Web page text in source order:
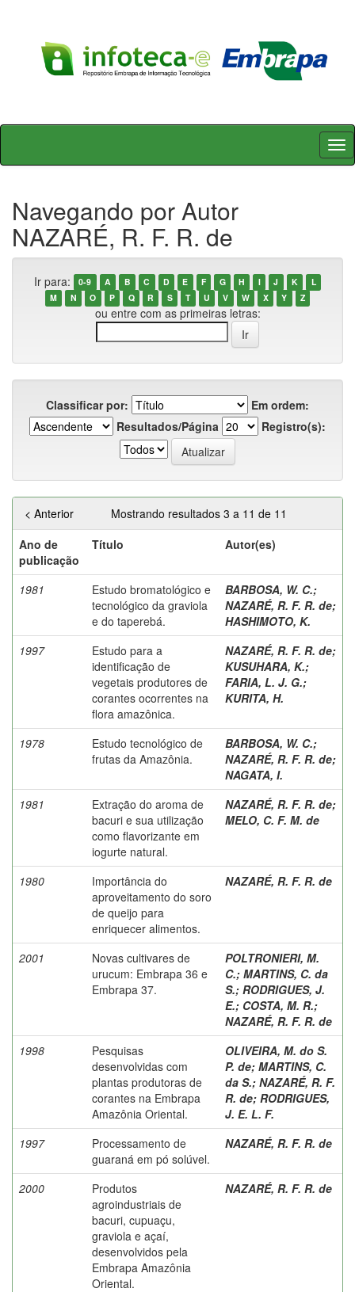
Skip
Navegando por Autor
NAZARÉ, R. F. R. de
Ir para: 0-9 A B C D E F G H I J K
L
M
N O P Q R S T U V W X Y Z
ou entre com as primeiras letras:
Classificar por:
Em ordem:
Resultados/Página
Registro(s):
Mostrando resultados 3 a 11 de 11
< Anterior
Ano de
publicação
Título Autor(es)
1981
Estudo bromatológico e
tecnológico da graviola
e do taperebá.
BARBOSA, W. C.;
NAZARÉ, R. F. R. de;
HASHIMOTO, K.
1997
Estudo para a
identificação de
vegetais produtores de
corantes ocorrentes na
flora amazônica.
NAZARÉ, R. F. R. de;
KUSUHARA, K.;
FARIA, L. J. G.;
KURITA, H.
1978
Estudo tecnológico de
frutas da Amazônia.
BARBOSA, W. C.;
NAZARÉ, R. F. R. de;
NAGATA, I.
1981
Extração do aroma de
bacuri e sua utilização
como flavorizante em
iogurte natural.
NAZARÉ, R. F. R. de;
MELO, C. F. M. de
1980
Importância do
aproveitamento do soro
de queijo para
enriquecer alimentos.
NAZARÉ, R. F. R. de
2001
Novas cultivares de
urucum: Embrapa 36 e
Embrapa 37.
POLTRONIERI, M.
C.; MARTINS, C. da
S.; RODRIGUES, J.
E.; COSTA, M. R.;
NAZARÉ, R. F. R. de
1998
Pesquisas
desenvolvidas com
plantas produtoras de
corantes na Embrapa
Amazônia Oriental.
OLIVEIRA, M. do S.
P. de; MARTINS, C.
da S.; NAZARÉ, R. F.
R. de; RODRIGUES,
J. E. L. F.
1997
Processamento de
guaraná em pó solúvel.
NAZARÉ, R. F. R. de
2000
Produtos
agroindustriais de
bacuri, cupuaçu,
graviola e açaí,
desenvolvidos pela
Embrapa Amazônia
Oriental.
NAZARÉ, R. F. R. de